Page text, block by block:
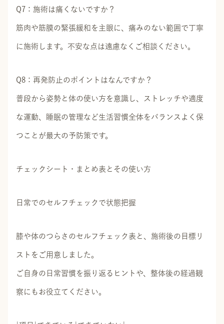
Q7：施術は痛くないですか？
筋肉や筋膜の緊張緩和を主眼に、痛みのない範囲で丁寧
に施術します。不安な点は遠慮なくご相談ください。
Q8：再発防止のポイントはなんですか？
普段から姿勢と体の使い方を意識し、ストレッチや適度
な運動、睡眠の管理など生活習慣全体をバランスよく保
つことが最大の予防策です。
チェックシート・まとめ表とその使い方
日常でのセルフチェックで状態把握
膝や体のつらさのセルフチェック表と、施術後の目標リ
ストをご用意しました。
ご自身の日常習慣を振り返るヒントや、整体後の経過観
察にもお役立てください。